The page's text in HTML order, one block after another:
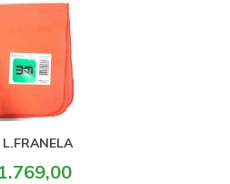
L.FRANELA